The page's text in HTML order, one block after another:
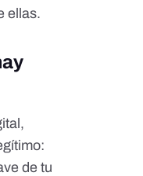
ellas.
de tu